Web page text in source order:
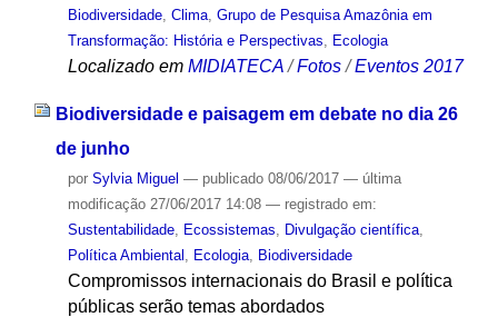
Biodiversidade, Clima, Grupo de Pesquisa Amazônia em
Transformação: História e Perspectivas, Ecologia
Localizado em MIDIATECA /Fotos /Eventos 2017
Biodiversidade e paisagem em debate no dia 26
de junho
por Sylvia Miguel — publicado08/06/2017 — última
modificação27/06/2017 14:08 — registrado em:
Sustentabilidade, Ecossistemas Divulgação científica,
Política Ambiental
Ecologia, Biodiversidade
Compromissos internacionais do Brasil e política
públicas serão temas abordados